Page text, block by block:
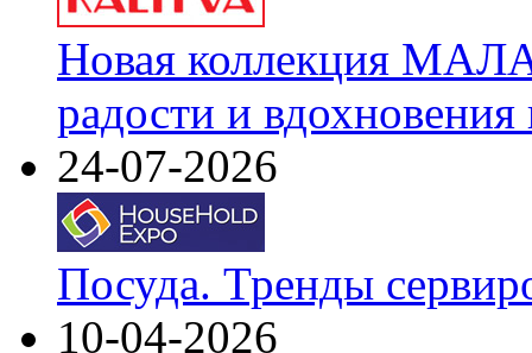
Новая коллекция
радости и
24-07-2026
Посуда. Тренды
10-04-2026